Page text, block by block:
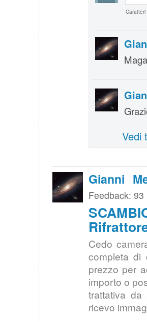
Vedi
Gianni
Feedback: 93
Cedo
completa di
prezzo per
importo o
trattativa
ricevo